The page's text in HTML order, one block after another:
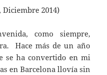
2014)
como siempre,
Hace más de un año
se ha convertido en mi
en Barcelona llovía sin